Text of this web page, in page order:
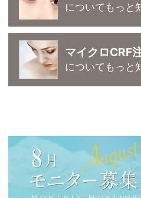
についてもっと
マイクロCRF
についてもっと